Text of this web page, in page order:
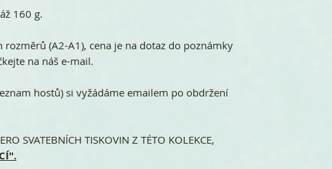
160 g.
rozměrů (A2-A1), cena je na dotaz do poznámky
na náš e-mail.
hostů) si vyžádáme emailem po obdržení
SVATEBNÍCH TISKOVIN Z TÉTO KOLEKCE,